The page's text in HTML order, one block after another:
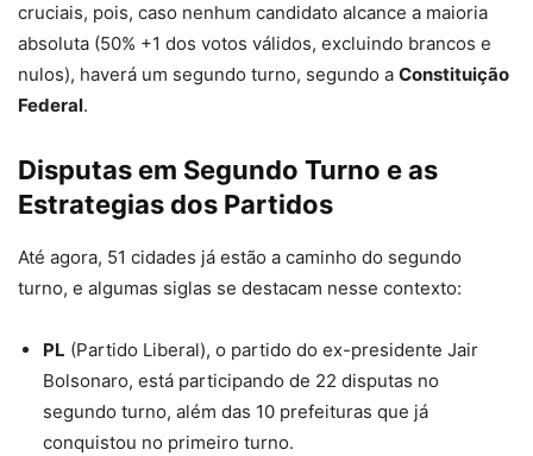
cruciais, pois, caso nenhum candidato alcance a maioria
absoluta (50% +1 dos votos válidos, excluindo brancos e
nulos), haverá um segundo turno, segundo a Constituição
Federal.
Disputas em Segundo Turno e as
Estrategias dos Partidos
Até agora, 51 cidades já estão a caminho do segundo
turno, e algumas siglas se destacam nesse contexto:
PL (Partido Liberal), o partido do ex-presidente Jair
Bolsonaro, está participando de 22 disputas no
segundo turno, além das 10 prefeituras que já
conquistou no primeiro turno.